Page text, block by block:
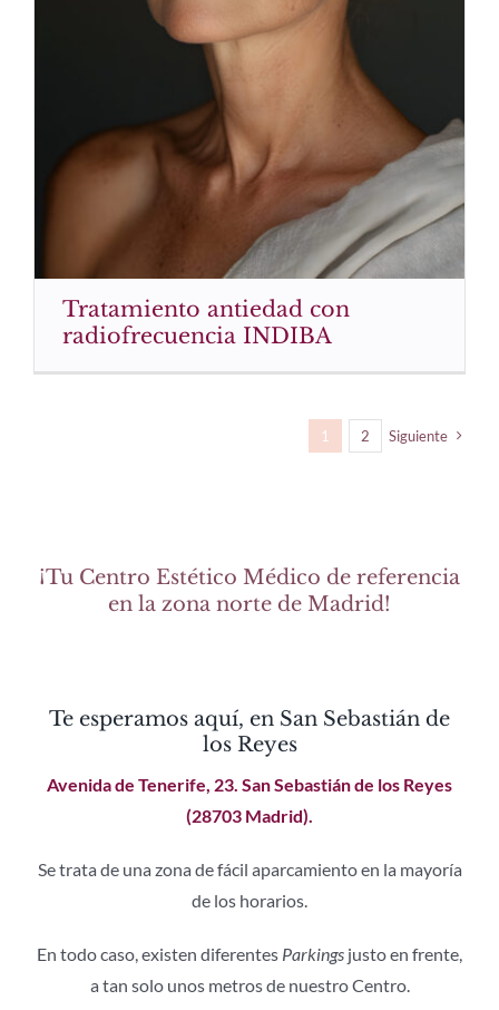
Tratamiento antiedad con
radiofrecuencia INDIBA
1 2 Siguiente
¡Tu Centro Estético Médico de referencia
en la zona norte de Madrid!
Te esperamos aquí, en San Sebastián de
los Reyes
Avenida de Tenerife, 23. San Sebastián de los Reyes
(28703 Madrid).
Se trata de una zona de fácil aparcamiento en la mayoría
de los horarios.
En todo caso, existen diferentes Parkings justo en frente,
a tan solo unos metros de nuestro Centro.